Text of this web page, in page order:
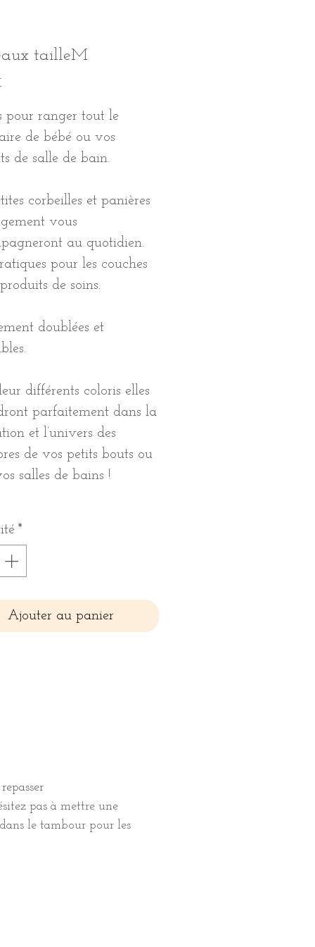
tailleM
pour ranger tout le
de bébé ou vos
de salle de bain.
corbeilles et panières
vous
au quotidien.
pour les couches
de soins.
doublées et
différents coloris elles
parfaitement dans la
et l’univers des
de vos petits bouts ou
salles de bains !
*
Ajouter au panier
pas à mettre une
le tambour pour les